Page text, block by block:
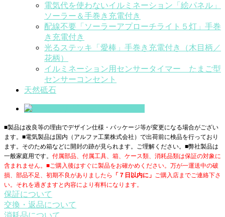
電気代を使わないイルミネーション「絵パネル」
ソーラー＆手巻き充電付き
配線不要「ソーラーアプローチライト５灯」手巻
き充電付き
光るステッキ「愛棒」手巻き充電付き（木目柄／
花柄）
イルミネーション用センサータイマー たまご型
センサーコンセント
天然砥石
■製品は改良等の理由でデザイン仕様・パッケージ等が変更になる場合がござい
ます。■電気製品は国内（アルファ工業株式会社）で出荷前に検品を行っており
ます。そのため箱などに開封の跡が見られます。ご理解ください。■弊社製品は
一般家庭用です。 付属部品、付属工具、箱、ケース類、消耗品類は保証の対象に
含まれません。■ご購入後はすぐに製品をお確かめください。万が一運送中の破
損、部品不足、初期不良がありましたら
「７日以内に」 ご購入店までご連絡下さ
い。それを過ぎますと内容により有料になります。
保証について
交換・返品について